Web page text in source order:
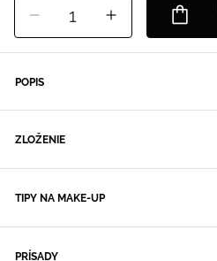
1
POPIS
ZLOŽENIE
TIPY NA MAKE-UP
PRÍSADY